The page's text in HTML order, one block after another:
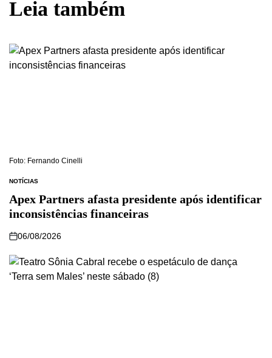
Leia também
Foto: Fernando Cinelli
NOTÍCIAS
Apex Partners afasta presidente após identificar
inconsistências financeiras
06/08/2026